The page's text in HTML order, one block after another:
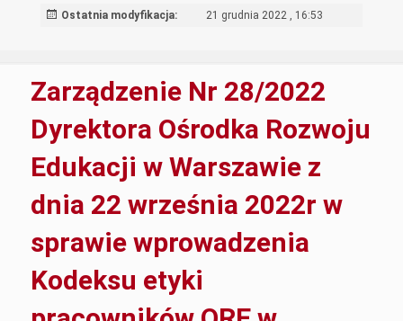
dnia
w
sprawie
powołania
Komisji
spraw
Ostatnia modyfikacja: 21 grudnia 2022 , 16:53
Zarządzenie Nr 28/2022
Dyrektora Ośrodka Rozwoju
Edukacji w Warszawie z
dnia 22 września 2022r w
sprawie wprowadzenia
Kodeksu etyki